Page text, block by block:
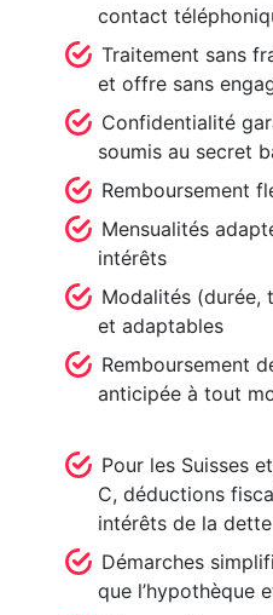
contact
Traitement sans
et offre sans
Confidentialité
soumis au secret
Remboursement
Mensualités
intérêts
Modalités (durée,
et adaptables
Remboursement
anticipée à tout
Pour les Suisses
C, déductions
intérêts de la dette
Démarches
que l’hypothèque